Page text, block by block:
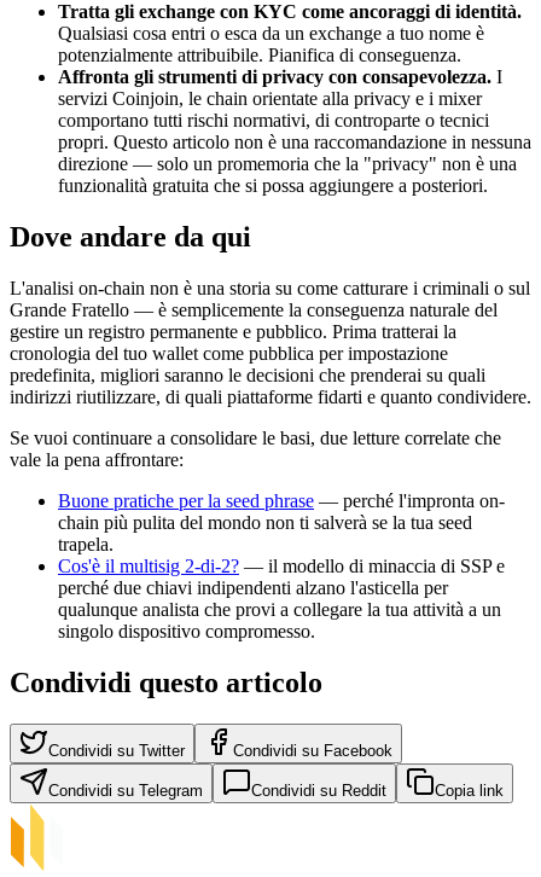
Tratta gli exchange con KYC come ancoraggi di identità.
Qualsiasi cosa entri o esca da un exchange a tuo nome è
potenzialmente attribuibile. Pianifica di conseguenza.
Affronta gli strumenti di privacy con consapevolezza. I
servizi Coinjoin, le chain orientate alla privacy e i mixer
comportano tutti rischi normativi, di controparte o tecnici
propri. Questo articolo non è una raccomandazione in nessuna
direzione — solo un promemoria che la "privacy" non è una
funzionalità gratuita che si possa aggiungere a posteriori.
Dove andare da qui
L'analisi on-chain non è una storia su come catturare i criminali o sul
Grande Fratello — è semplicemente la conseguenza naturale del
gestire un registro permanente e pubblico. Prima tratterai la
cronologia del tuo wallet come pubblica per impostazione
predefinita, migliori saranno le decisioni che prenderai su quali
indirizzi riutilizzare, di quali piattaforme fidarti e quanto condividere.
Se vuoi continuare a consolidare le basi, due letture correlate che
vale la pena affrontare:
Buone pratiche per la seed phrase — perché l'impronta on-
chain più pulita del mondo non ti salverà se la tua seed
trapela.
Cos'è il multisig 2-di-2? — il modello di minaccia di SSP e
perché due chiavi indipendenti alzano l'asticella per
qualunque analista che provi a collegare la tua attività a un
singolo dispositivo compromesso.
Condividi questo articolo
Condividi su Twitter Condividi su Facebook
Condividi su Telegram Condividi su Reddit Copia link